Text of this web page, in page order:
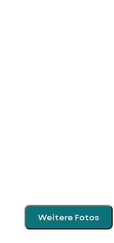
Weitere Fotos